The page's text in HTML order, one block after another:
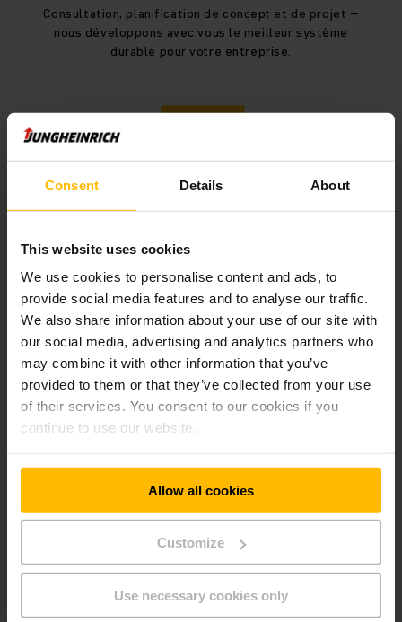
Consent Details About
This website uses cookies
We use cookies to personalise content and ads, to
provide social media features and to analyse our traffic.
We also share information about your use of our site with
our social media, advertising and analytics partners who
may combine it with other information that you’ve
provided to them or that they’ve collected from your use
of their services. You consent to our cookies if you
continue to use our website.
Allow all cookies
Customize
Use necessary cookies only
Consultation, planification de concept et de projet –
nous développons avec vous le meilleur système
durable pour votre entreprise.
2
Nous définissons la stratégie d'entrepôt et le degré
d'automatisation pour choisir les sous-systèmes
adaptés à votre solution complète durable.
3
Service et gestion de projet
Votre interlocuteur dédié coordonne tous les métiers
impliqués tout au long du projet et veille à garder une
vue d'ensemble pour vous.